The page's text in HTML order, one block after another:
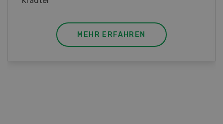
MEHR ERFAHREN